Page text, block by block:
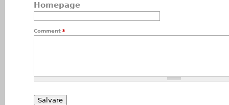
Homepage
Comment *